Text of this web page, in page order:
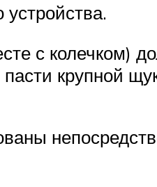
с колечком)
крупной